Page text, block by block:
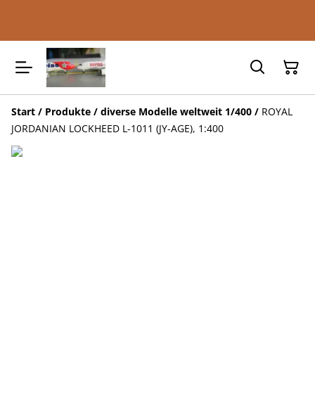
Start / Produkte / diverse Modelle weltweit 1/400 / ROYAL
JORDANIAN LOCKHEED L-1011 (JY-AGE), 1:400